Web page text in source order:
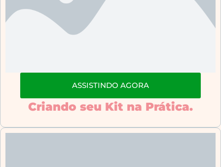
ASSISTINDO AGORA
Criando seu Kit na Prática.